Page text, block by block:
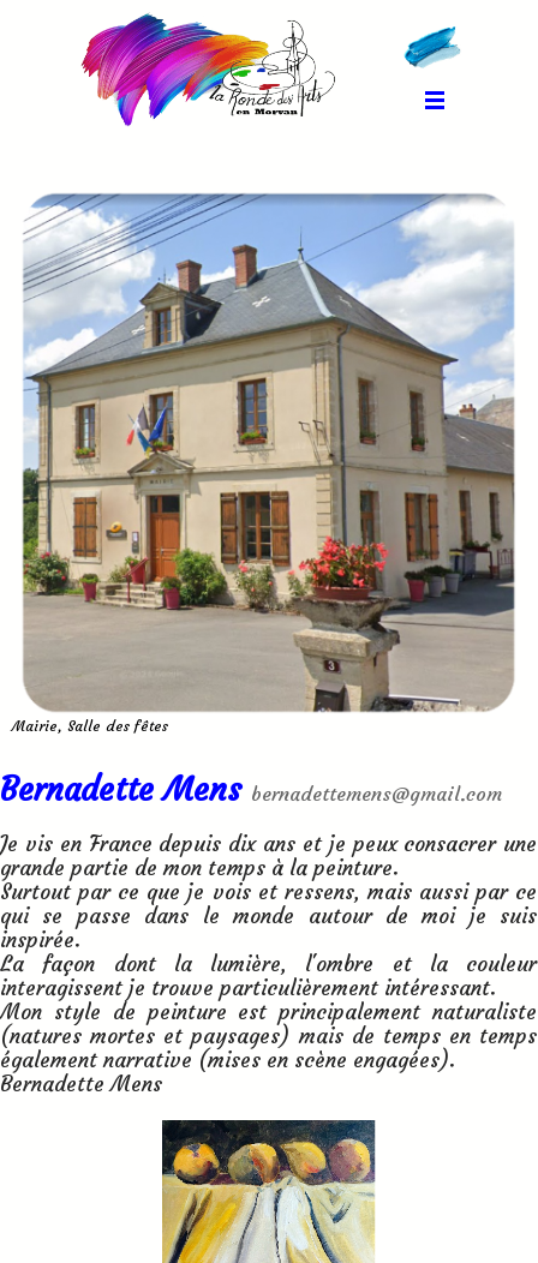
Mairie, Salle des fêtes
Bernadette Mens bernadettemens@gmail.com
Je vis en France depuis dix ans et je peux consacrer une
grande partie de mon temps à la peinture.
Surtout par ce que je vois et ressens, mais aussi par ce
qui se passe dans le monde autour de moi je suis
inspirée.
La façon dont la lumière, l'ombre et la couleur
interagissent je trouve particulièrement intéressant.
Mon style de peinture est principalement naturaliste
(natures mortes et paysages) mais de temps en temps
également narrative (mises en scène engagées).
Bernadette Mens